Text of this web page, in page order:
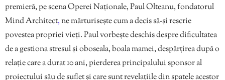
premieră, pe scena Operei Naționale, Paul Olteanu, fondatorul
Mind Architect,ne mărturisește cum a decis să-și rescrie
povestea propriei vieți. Paul vorbește deschis despre dificultatea
de a gestiona stresul și oboseala, boala mamei, despărțirea după o
relație care a durat 10 ani, pierderea principalului sponsor al
proiectului său de suflet și care sunt revelațiile din spatele acestor